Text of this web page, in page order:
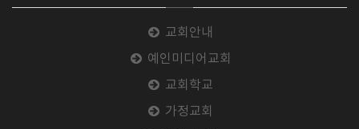
교회안내
예인미디어교회
교회학교
가정교회